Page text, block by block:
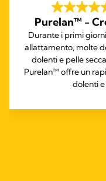
Purelan™ -
Durante i primi
allattamento, molte
dolenti e pelle
Purelan™ offre un
dolenti e